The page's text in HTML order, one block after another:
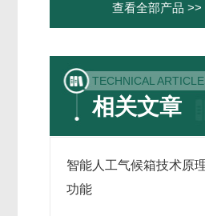
查看全部产品 >>
TECHNICAL
相关文章
智能人工气候箱技术原
功能